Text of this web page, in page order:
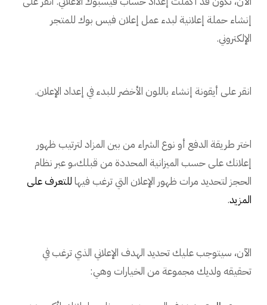
إنشاء حملة إعلانية لبدء عمل إعلان فيس بوك للمتجر
الإلكتروني.
انقر على أيقونة إنشاء باللون الأخضر للبدء في إعداد الإعلان.
اختر طريقة الدفع أو نوع الشراء من بين المزاد لترتيب ظهور
إعلانك على حسب الميزانية المحددة من قبلك،ـو عبر نظام
الحجز لتحديد مرات ظهور الإعلان التي ترغب فيها للتعرف على
المزيد.
الآن، سيتوجب عليك تحديد الهدف الإعلاني الذي ترغب في
تحقيقه ولديك مجموعة من الخيارات وهي: